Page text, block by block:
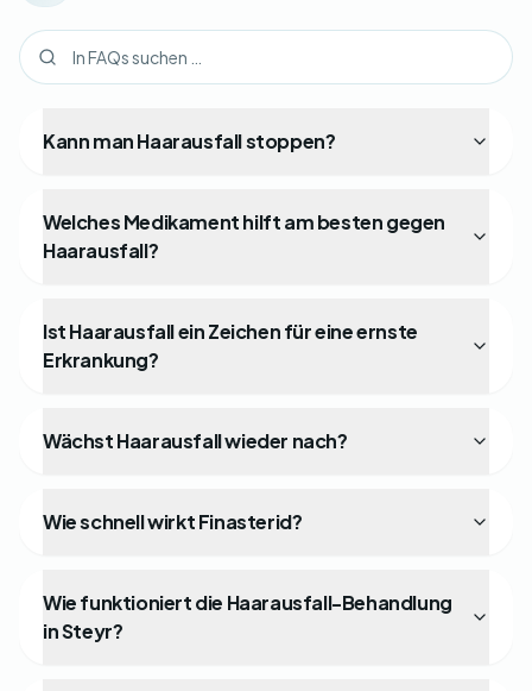
Kann man Haarausfall stoppen?
Welches Medikament hilft am besten gegen
Haarausfall?
Ist Haarausfall ein Zeichen für eine ernste
Erkrankung?
Wächst Haarausfall wieder nach?
Wie schnell wirkt Finasterid?
Wie funktioniert die Haarausfall-Behandlung
in Steyr?